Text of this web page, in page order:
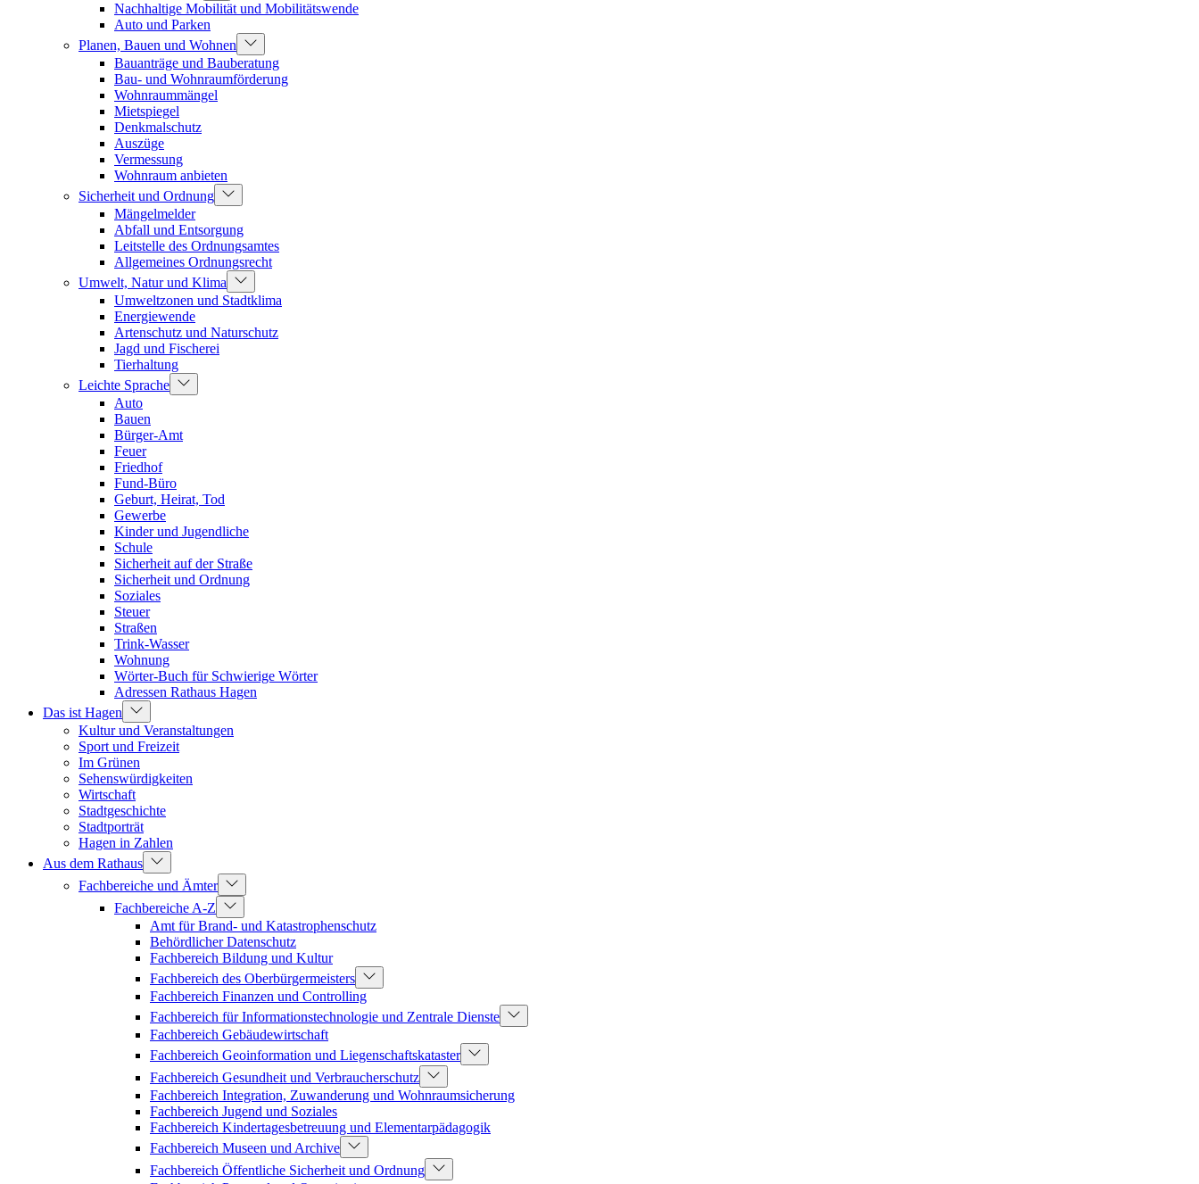
Nachhaltige Mobilität und Mobilitätswende
Auto und Parken
Planen, Bauen und Wohnen
Bauanträge und Bauberatung
Bau- und Wohnraumförderung
Wohnraummängel
Mietspiegel
Denkmalschutz
Auszüge
Vermessung
Wohnraum anbieten
Sicherheit und Ordnung
Mängelmelder
Abfall und Entsorgung
Leitstelle des Ordnungsamtes
Allgemeines Ordnungsrecht
Umwelt, Natur und Klima
Umweltzonen und Stadtklima
Energiewende
Artenschutz und Naturschutz
Jagd und Fischerei
Tierhaltung
Leichte Sprache
Auto
Bauen
Bürger-Amt
Feuer
Friedhof
Fund-Büro
Geburt, Heirat, Tod
Gewerbe
Kinder und Jugendliche
Schule
Sicherheit auf der Straße
Sicherheit und Ordnung
Soziales
Steuer
Straßen
Trink-Wasser
Wohnung
Wörter-Buch für Schwierige Wörter
Adressen Rathaus Hagen
Das ist Hagen
Kultur und Veranstaltungen
Sport und Freizeit
Im Grünen
Sehenswürdigkeiten
Wirtschaft
Stadtgeschichte
Stadtporträt
Hagen in Zahlen
Aus dem Rathaus
Fachbereiche und Ämter
Fachbereiche A-Z
Amt für Brand- und Katastrophenschutz
Behördlicher Datenschutz
Fachbereich Bildung und Kultur
Fachbereich des Oberbürgermeisters
Fachbereich Finanzen und Controlling
Fachbereich für Informationstechnologie und Zentrale Dienste
Fachbereich Gebäudewirtschaft
Fachbereich Geoinformation und Liegenschaftskataster
Fachbereich Gesundheit und Verbraucherschutz
Fachbereich Integration, Zuwanderung und Wohnraumsicherung
Fachbereich Jugend und Soziales
Fachbereich Kindertagesbetreuung und Elementarpädagogik
Fachbereich Museen und Archive
Fachbereich Öffentliche Sicherheit und Ordnung